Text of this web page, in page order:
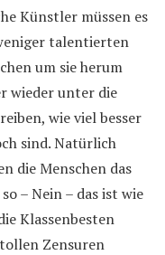
Künstler müssen es
talentierten
um sie herum
wieder unter die
wie viel besser
sind. Natürlich
die Menschen das
– Nein – das ist wie
Klassenbesten
Zensuren